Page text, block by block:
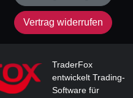
Vertrag widerrufen
TraderFox
entwickelt Trading-
Software für